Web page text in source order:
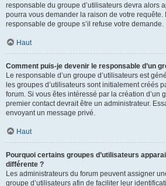
responsable du groupe d’utilisateurs devra alors
pourra vous demander la raison de votre requête.
responsable de groupe s’il refuse votre demande.
Haut
Comment puis-je devenir le responsable d’un
Le responsable d’un groupe d’utilisateurs est
les groupes d’utilisateurs sont initialement créés
forum. Si vous êtes intéressé par la création d’un
premier contact devrait être un administrateur.
envoyant un message privé.
Haut
Pourquoi certains groupes d’utilisateurs
différente ?
Les administrateurs du forum peuvent assigner
groupe d’utilisateurs afin de faciliter leur